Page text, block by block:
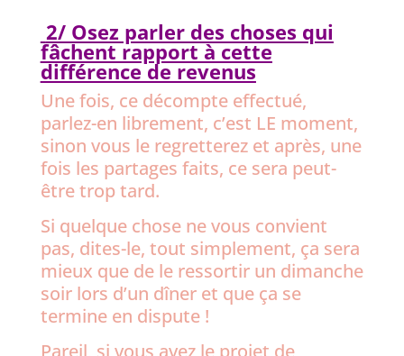
2/ Osez parler des choses qui
fâchent rapport à cette
différence de revenus
Une fois, ce décompte effectué,
parlez-en librement, c’est LE moment,
sinon vous le regretterez et après, une
fois les partages faits, ce sera peut-
être trop tard.
Si quelque chose ne vous convient
pas, dites-le, tout simplement, ça sera
mieux que de le ressortir un dimanche
soir lors d’un dîner et que ça se
termine en dispute !
Pareil, si vous avez le projet de